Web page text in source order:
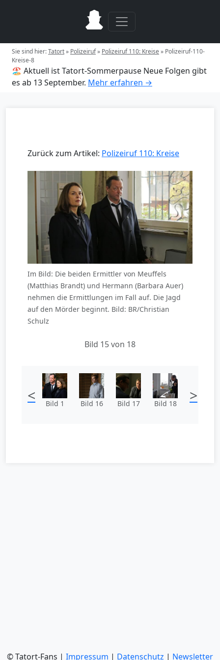
Sie sind hier:Tatort» Polizeiruf» Polizeiruf 110: Kreise» Polizeiruf-110-
Kreise-8
🏖️ Aktuell ist Tatort-Sommerpause Neue Folgen gibt
es ab 13 September. Mehr erfahren →
Zurück zum Artikel: Polizeiruf 110: Kreise
Im Bild: Die beiden Ermittler von Meuffels
(Matthias Brandt) und Hermann (Barbara Auer)
nehmen die Ermittlungen im Fall auf. Die Jagd
auf den Mörder beginnt. Bild: BR/Christian
Schulz
Bild 15 von 18
< Bild 1 Bild 16 Bild 17 Bild 18 >
© Tatort-Fans | Impressum | Datenschutz | Newsletter